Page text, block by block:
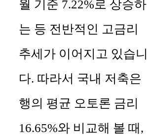
월 기준 7.22%로 상승하
는 등 전반적인 고금리
추세가 이어지고 있습니
다. 따라서 국내 저축은
행의 평균 오토론 금리
16.65%와 비교해 볼 때,